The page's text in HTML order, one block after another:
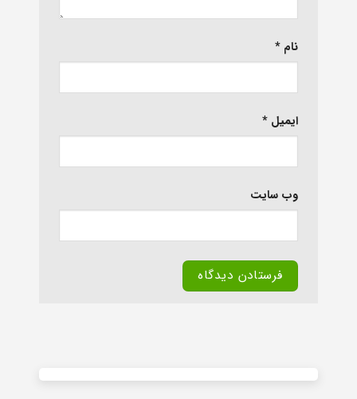
نام *
ایمیل *
وب‌ سایت